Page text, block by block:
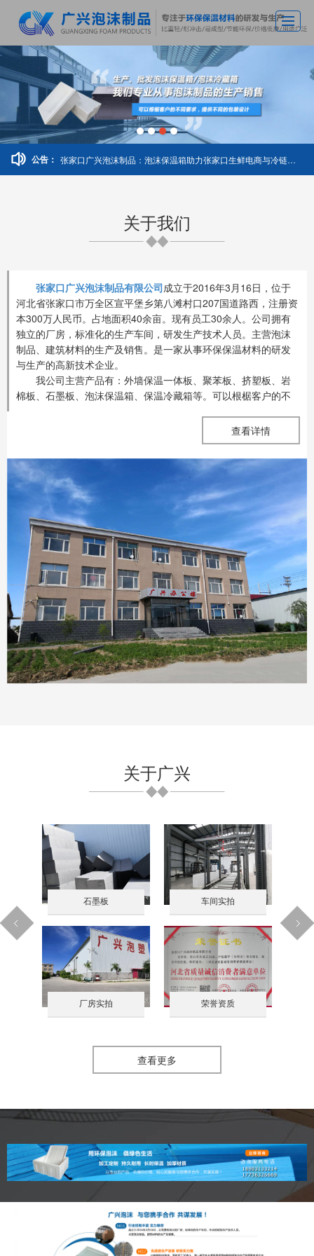
首页
关于广兴
主营产品
车间实拍
新闻动态
公告： 张家口广兴泡沫制品：泡沫保温箱助力张家口生鲜电商与冷链物流发展
关于我们
张家口广兴泡沫制品有限公司成立于2016年3月16日，位于
河北省张家口市万全区宣平堡乡第八滩村口207国道路西，注册资
本300万人民币。占地面积40余亩。现有员工30余人。公司拥有
独立的厂房，标准化的生产车间，研发生产技术人员。主营泡沫
制品、建筑材料的生产及销售。是一家从事环保保温材料的研发
与生产的高新技术企业。
我公司主营产品有：外墙保温一体板、聚苯板、挤塑板、岩
棉板、石墨板、泡沫保温箱、保温冷藏箱等。可以根椐客户的不
素质优异的研发技术团队。始终以市场为向导，研发为核心，在
环保保温新材料方向不断探索、不断创新，打造环保保温材料的
品牌。同时，公司配备有快捷方便的物流体系，为广大客户送货
上门。在公司发展壮大的3年里，我们始终为客户提供好的产品和
技术支持、健全的售后服务。公司以质量求生存，以信誉求发
展，愿交天下朋友，竭诚为海内外客户提供可靠的产品和良好的
服务，以优良的产品、合理的价格、贴心的服务与您携手合作，
共谋发展！
查看详情
关于广兴
石墨板 车间实拍
厂房实拍 荣誉资质
查看更多